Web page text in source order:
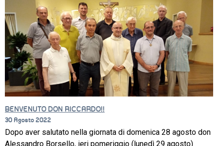
CORSI
NEWS
SETTORI
PROFESSIONALI
SERVIZI
BENVENUTO DON RICCARDO!!
30 Agosto 2022
Dopo aver salutato nella giornata di domenica 28 agosto don
Alessandro Borsello, ieri pomeriggio (lunedì 29 agosto)